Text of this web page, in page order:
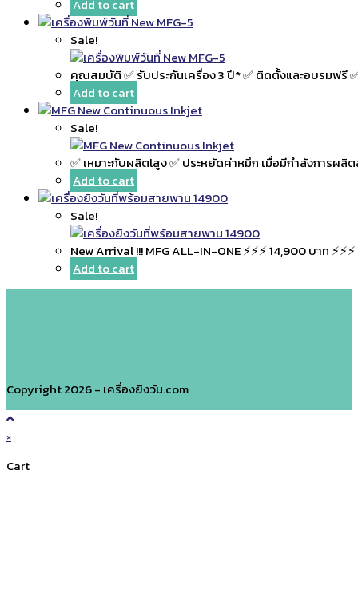
Add to cart
Sale!
คุณสมบัติ ✅ รับประกันเครื่อง 3 ปี* ✅ ติดตั้งและอบรมฟรี
Add to cart
Sale!
✅ เหมาะกับผลิตlสูง ✅ ประหยัดค่าหมึก เมื่อมีกำลังการผลิ
Add to cart
Sale!
New Arrival !!! MFG ALL-IN-ONE ⚡⚡⚡ 14,900 บาท
Add to cart
Copyright 2026 - เครื่องยิงวัน.com
×
Cart